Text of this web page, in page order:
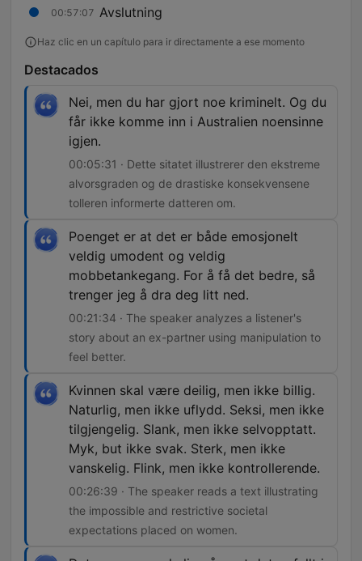
00:57:07 Avslutning
Haz clic en un capítulo para ir directamente a ese momento
Destacados
Nei, men du har gjort noe kriminelt. Og du
får ikke komme inn i Australien noensinne
igjen.
00:05:31 · Dette sitatet illustrerer den ekstreme
alvorsgraden og de drastiske konsekvensene
tolleren informerte datteren om.
Poenget er at det er både emosjonelt
veldig umodent og veldig
mobbetankegang. For å få det bedre, så
trenger jeg å dra deg litt ned.
00:21:34 · The speaker analyzes a listener's
story about an ex-partner using manipulation to
feel better.
Kvinnen skal være deilig, men ikke billig.
Naturlig, men ikke uflydd. Seksi, men ikke
tilgjengelig. Slank, men ikke selvopptatt.
Myk, but ikke svak. Sterk, men ikke
vanskelig. Flink, men ikke kontrollerende.
00:26:39 · The speaker reads a text illustrating
the impossible and restrictive societal
expectations placed on women.